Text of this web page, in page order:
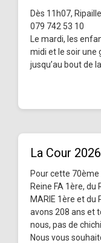
Dès 11h07,
079 742 53 10
Le mardi, les
midi et le soir une
jusqu’au bout de
La Cour 2026
Pour cette 70ème
Reine FA 1ère, du
MARIE 1ère et du
avons 208 ans et
nous, pas de
Nous vous